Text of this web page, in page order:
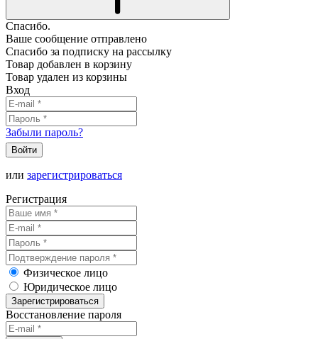
Спасибо.
Ваше сообщение отправлено
Спасибо за подписку на рассылку
Товар добавлен в корзину
Товар удален из корзины
Вход
Забыли пароль?
Войти
или зарегистрироваться
Регистрация
Физическое лицо
Юридическое лицо
Зарегистрироваться
Восстановление пароля